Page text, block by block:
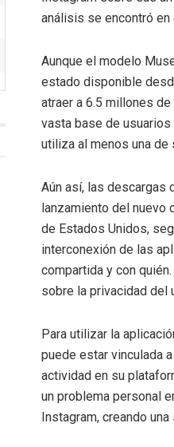
análisis se encontró en
Aunque el modelo
estado disponible
atraer a 6.5 millones
vasta base de
utiliza al menos una de
Aún así, las descargas
lanzamiento del nuevo
de Estados Unidos,
interconexión de las
compartida y con
sobre la privacidad del
Para utilizar la
puede estar vinculada
actividad en su
un problema personal
Instagram, creando